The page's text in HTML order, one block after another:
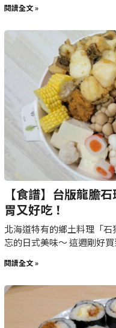
閱讀全文 »
【食譜】台版龍膽
胃又好吃！
北海道特有的鄉土料理「
忘的日式美味～ 這週剛好
閱讀全文 »